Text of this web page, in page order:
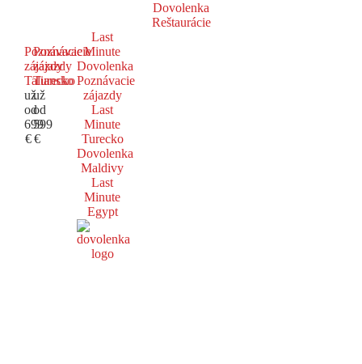
Dovolenka
Reštaurácie
Poznávacie
zájazdy
Taliansko
už
od
699
€
Poznávacie
zájazdy
Turecko
už
od
599
€
Last
Minute
Dovolenka
Poznávacie
zájazdy
Last
Minute
Turecko
Dovolenka
Maldivy
Last
Minute
Egypt